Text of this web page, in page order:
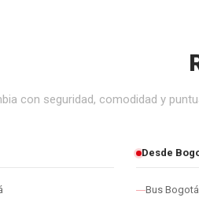
con seguridad, comodidad y
Desde
Bus